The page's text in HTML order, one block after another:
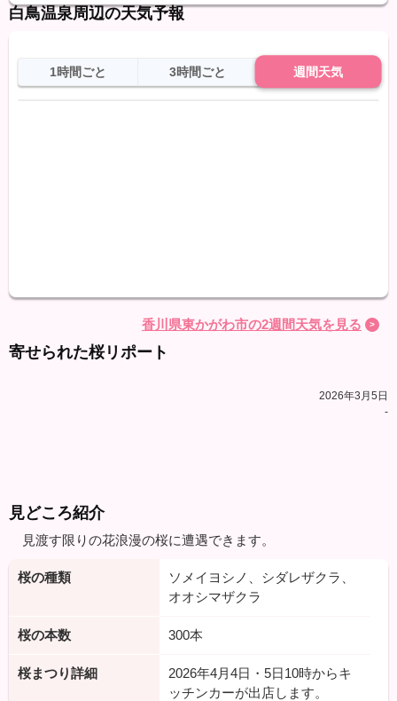
白鳥温泉周辺の天気予報
1時間ごと 3時間ごと 週間天気
香川県東かがわ市の2週間天気を見る
寄せられた桜リポート
2026年3月5日
-
見どころ紹介
見渡す限りの花浪漫の桜に遭遇できます。
桜の種類
ソメイヨシノ、シダレザクラ、
オオシマザクラ
桜の本数 300本
桜まつり詳細
2026年4月4日・5日10時からキ
ッチンカーが出店します。